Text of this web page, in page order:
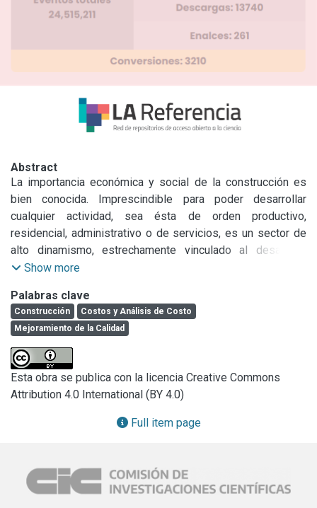
Abstract
La importancia económica y social de la construcción es
bien conocida. Imprescindible para poder desarrollar
cualquier actividad, sea ésta de orden productivo,
residencial, administrativo o de servicios, es un sector de
alto dinamismo, estrechamente vinculado al desarrollo
económico, y que contribuye junto con el resto de sectores
La construcción de edificios, infraestructura y equipamiento
tanto urbanas como rurales, constituye una actividad de
creciente complejidad. En el sector público, aumentan las
demandas cuantitativas de viviendas y servicios, debido al
crecimiento de la población, a la obsolescencia de lo ya
construido y a los requerimientos de confort en constante
evolución. La satisfacción de estas demandas depende de
un presupuesto que siempre está fuertemente limitado, por
privado es frecuente que la calidad inicial se postergue
ante el incentivo de lograr un mayor beneficio económico.
Show more
Palabras clave
Construcción
Costos y Análisis de Costo
Mejoramiento de la Calidad
Esta obra se publica con la licencia Creative Commons
Attribution 4.0 International (BY 4.0)
Full item page